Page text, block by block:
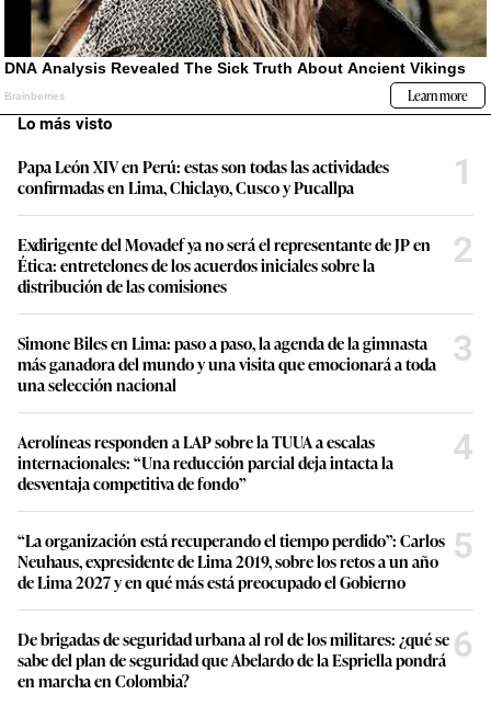
Lo más visto
Papa León XIV en Perú: estas son todas las actividades
confirmadas en Lima, Chiclayo, Cusco y Pucallpa
1
Exdirigente del Movadef ya no será el representante de JP en
Ética: entretelones de los acuerdos iniciales sobre la
distribución de las comisiones
2
Simone Biles en Lima: paso a paso, la agenda de la gimnasta
más ganadora del mundo y una visita que emocionará a toda
una selección nacional
3
Aerolíneas responden a LAP sobre la TUUA a escalas
internacionales: “Una reducción parcial deja intacta la
desventaja competitiva de fondo”
4
“La organización está recuperando el tiempo perdido”: Carlos
Neuhaus, expresidente de Lima 2019, sobre los retos a un año
de Lima 2027 y en qué más está preocupado el Gobierno
5
De brigadas de seguridad urbana al rol de los militares: ¿qué se
sabe del plan de seguridad que Abelardo de la Espriella pondrá
en marcha en Colombia?
6